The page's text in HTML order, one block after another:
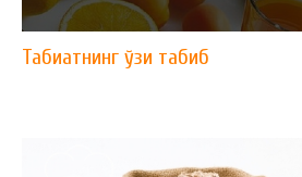
Табиатнинг ўзи табиб